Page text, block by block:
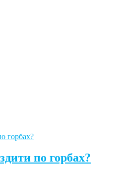
по горбах?